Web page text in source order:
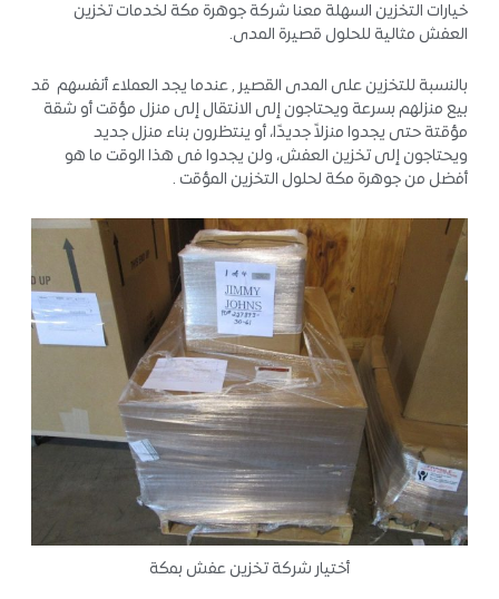
خيارات التخزين السهلة معنا شركة جوهرة مكة لخدمات تخزين
العفش مثالية للحلول قصيرة المدى.
بالنسبة للتخزين على المدى القصير , عندما يجد العملاء أنفسهم قد
بيع منزلهم بسرعة ويحتاجون إلى الانتقال إلى منزل مؤقت أو شقة
مؤقتة حتى يجدوا منزلاً جديدًا، أو ينتظرون بناء منزل جديد
ويحتاجون إلى تخزين العفش، ولن يجدوا فى هذا الوقت ما هو
أفضل من جوهرة مكة لحلول التخزين المؤقت .
أختيار شركة تخزين عفش بمكة